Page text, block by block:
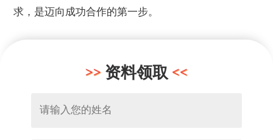
求，是迈向成功合作的第一步。
资料领取